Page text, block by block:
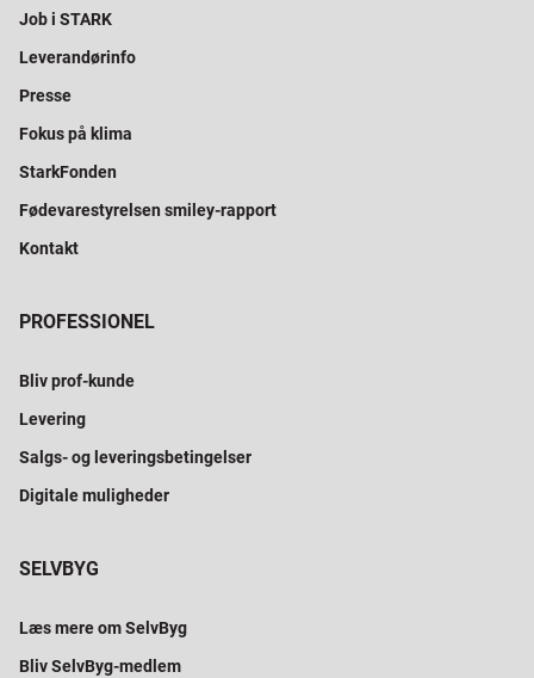
Job i STARK
Leverandørinfo
Presse
Fokus på klima
StarkFonden
Fødevarestyrelsen smiley-rapport
Kontakt
PROFESSIONEL
Bliv prof-kunde
Levering
Salgs- og leveringsbetingelser
Digitale muligheder
SELVBYG
Læs mere om SelvByg
Bliv SelvByg-medlem